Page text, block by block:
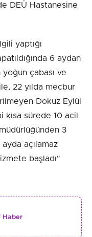
DEÜ Hastanesine
yaptığı
6 aydan
çabası ve
22 yılda mecbur
Dokuz Eylül
kısa sürede 10 acil
3
açılamaz
başladı"
Haber